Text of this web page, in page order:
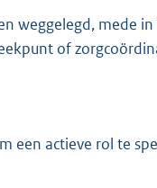
weggelegd, mede
of
een actieve rol te